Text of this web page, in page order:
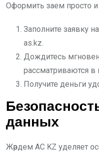
Оформить заем просто и
Заполните заявку
as.kz.
Дождитесь
рассматриваются в
Получите деньги
данных
Жәрдем АС KZ уделяет